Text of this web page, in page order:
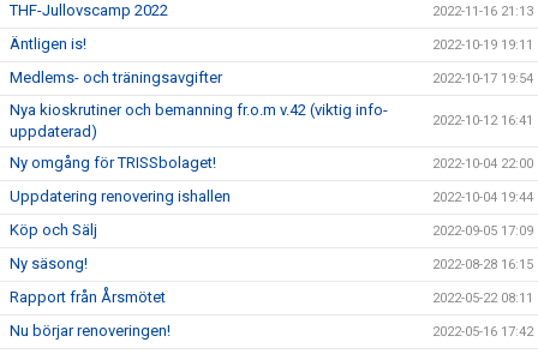
THF-Jullovscamp 2022 2022-11-16 21:13
Äntligen is! 2022-10-19 19:11
Medlems- och träningsavgifter 2022-10-17 19:54
Nya kioskrutiner och bemanning fr.o.m v.42 (viktig info-
uppdaterad)
2022-10-12 16:41
Ny omgång för TRISSbolaget! 2022-10-04 22:00
Uppdatering renovering ishallen 2022-10-04 19:44
Köp och Sälj 2022-09-05 17:09
Ny säsong! 2022-08-28 16:15
Rapport från Årsmötet 2022-05-22 08:11
Nu börjar renoveringen! 2022-05-16 17:42